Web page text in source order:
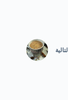
التالية